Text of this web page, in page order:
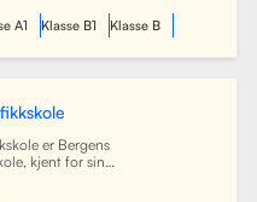
Les mer
A1 Klasse B1 Klasse B
er Bergens
kjent for sin